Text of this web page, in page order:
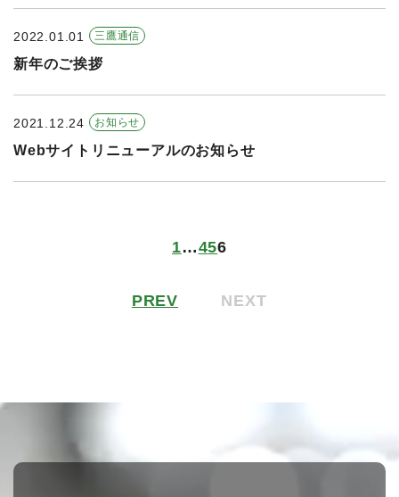
2022.01.01 三鷹通信
新年のご挨拶
2021.12.24 お知らせ
Webサイトリニューアルのお知らせ
1…456
PREV NEXT